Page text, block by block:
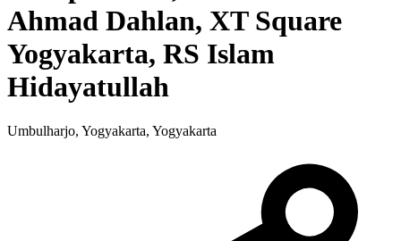
Ahmad Dahlan, XT Square
Yogyakarta, RS Islam
Hidayatullah
Umbulharjo, Yogyakarta, Yogyakarta